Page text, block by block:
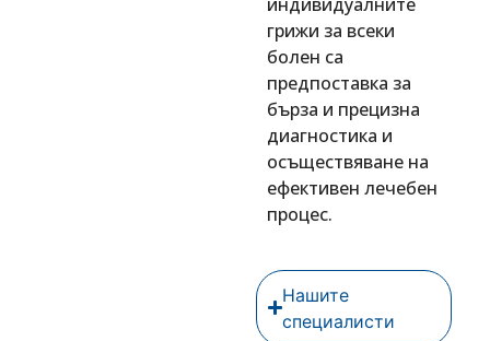
грижи за всеки
болен са
предпоставка за
бърза и прецизна
диагностика и
осъществяване на
ефективен лечебен
процес.
Нашите
специалисти